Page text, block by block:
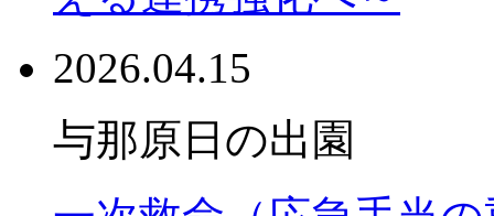
2026.04.15
与那原日の出園